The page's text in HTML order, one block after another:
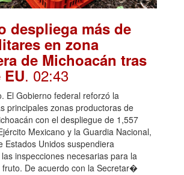
despliega más de
en zona
de Michoacán tras
. 02:43
El Gobierno federal reforzó la
principales zonas productoras de
con el despliegue de 1,557
Mexicano y la Guardia Nacional,
Estados Unidos suspendiera
inspecciones necesarias para la
fruto. De acuerdo con la Secretar�